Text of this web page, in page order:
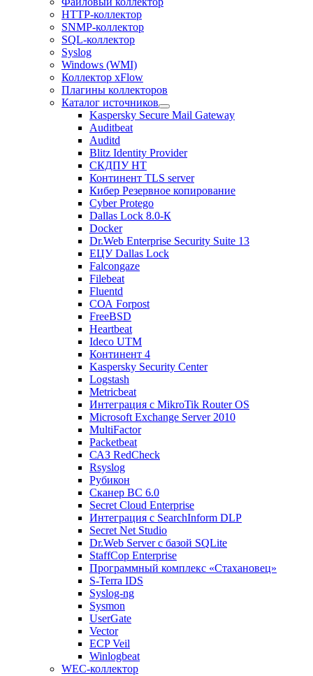
HTTP-коллектор
SNMP-коллектор
SQL-коллектор
Syslog
Windows (WMI)
Коллектор xFlow
Плагины коллекторов
Каталог источников
Kaspersky Secure Mail Gateway
Auditbeat
Auditd
Blitz Identity Provider
СКДПУ НТ
Континент TLS server
Кибер Резервное копирование
Cyber Protego
Dallas Lock 8.0-К
Docker
Dr.Web Enterprise Security Suite 13
ЕЦУ Dallas Lock
Falcongaze
Filebeat
Fluentd
СОА Forpost
FreeBSD
Heartbeat
Ideco UTM
Континент 4
Kaspersky Security Center
Logstash
Metricbeat
Интеграция с MikroTik Router OS
Microsoft Exchange Server 2010
MultiFactor
Packetbeat
САЗ RedCheck
Rsyslog
Рубикон
Сканер ВС 6.0
Secret Cloud Enterprise
Интеграция с SearchInform DLP
Secret Net Studio
Dr.Web Server с базой SQLite
StaffCop Enterprise
Программный комплекс «Стахановец»
S-Terra IDS
Syslog-ng
Sysmon
UserGate
Vector
ECP Veil
Winlogbeat
WEC-коллектор